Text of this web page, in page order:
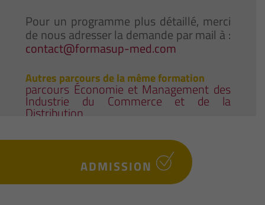
Pour un programme plus détaillé, merci
de nous adresser la demande par mail à :
contact@formasup-med.com
Autres parcours de la même formation
parcours Économie et Management des
Industrie du Commerce et de la
Distribution
ADMISSION